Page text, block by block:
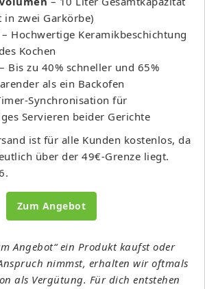
in zwei Garkörbe)
– Hochwertige Keramikbeschichtung
Kochen
– Bis zu 40% schneller und 65%
als ein Backofen
Synchronisation für
Servieren beider Gerichte
ist für alle Kunden kostenlos, da
über der 49€-Grenze liegt.
Zum Angebot
Angebot“ ein Produkt kaufst oder
nimmst, erhalten wir oftmals
als Vergütung. Für dich entstehen